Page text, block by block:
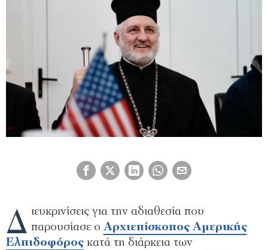
Δ ιευκρινίσεις για την αδιαθεσία που
παρουσίασε ο Αρχιεπίσκοπος Αμερικής
Ελπιδοφόρος κατά τη διάρκεια των